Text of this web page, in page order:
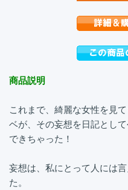
商品説明
これまで、綺麗な女性を見
ベが、その妄想を日記とし
できちゃった！
妄想は、私にとって人には
た。